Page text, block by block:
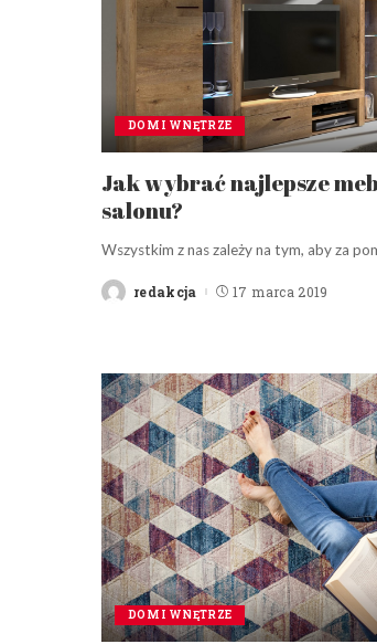
DOM I WNĘTRZE
Jak wybrać najlepsze
salonu?
Wszystkim z nas zależy na tym, aby za
Postedredakcja 17 marca 2019
DOM I WNĘTRZE